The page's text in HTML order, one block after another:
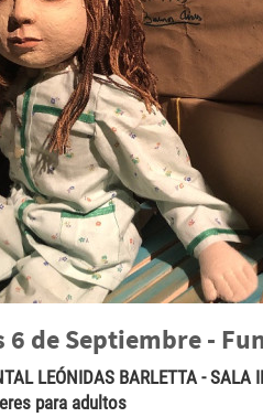
6 de Septiembre -
LEÓNIDAS BARLETTA -
para adultos